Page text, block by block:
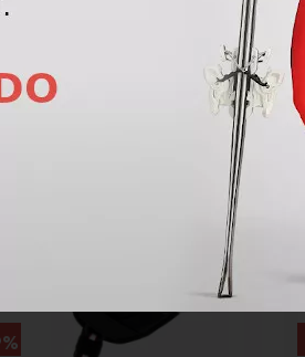
22 477,50 Kč
24 975,00Kč